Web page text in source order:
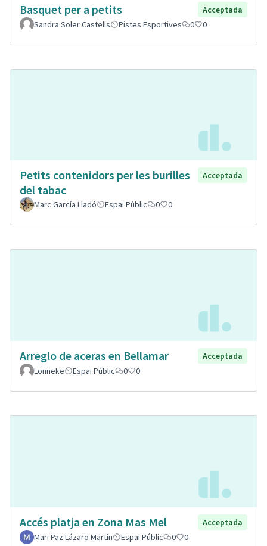
Basquet per a petits
Acceptada
Sandra Soler Castells
Pistes Esportives 0 0
Petits contenidors per les burilles
del tabac
Acceptada
Marc García Lladó Espai Públic 0 0
Arreglo de aceras en Bellamar
Acceptada
Lonneke
Espai Públic 0 0
Accés platja en Zona Mas Mel
Acceptada
Mari Paz Lázaro Martín
Espai Públic 0 0